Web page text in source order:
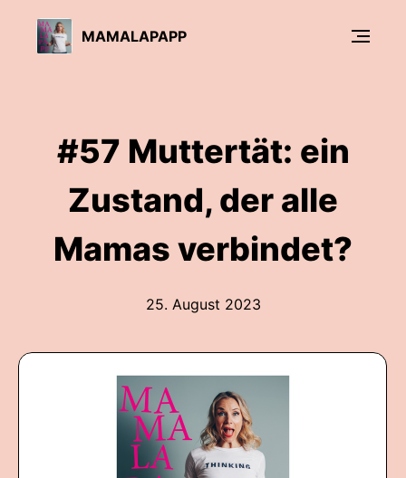
MAMALAPAPP
#57 Muttertät: ein
Zustand, der alle
Mamas verbindet?
25. August 2023